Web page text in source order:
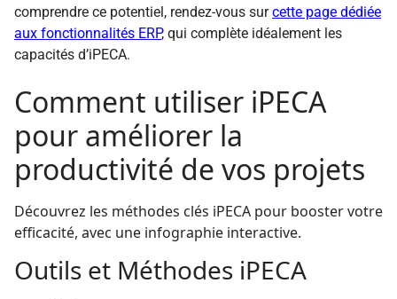
comprendre ce potentiel, rendez-vous surcette page dédiée
aux fonctionnalités ERP, qui complète idéalement les
capacités d’iPECA.
Comment utiliser iPECA
pour améliorer la
productivité de vos projets
Découvrez les méthodes clés iPECA pour booster votre
efficacité, avec une infographie interactive.
Outils et Méthodes iPECA